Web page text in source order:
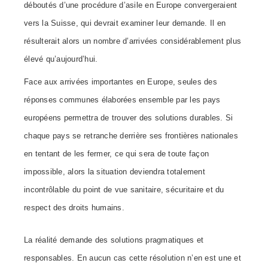
déboutés d’une procédure d’asile en Europe convergeraient
vers la Suisse, qui devrait examiner leur demande. Il en
résulterait alors un nombre d’arrivées considérablement plus
élevé qu’aujourd’hui.
Face aux arrivées importantes en Europe, seules des
réponses communes élaborées ensemble par les pays
européens permettra de trouver des solutions durables. Si
chaque pays se retranche derrière ses frontières nationales
en tentant de les fermer, ce qui sera de toute façon
impossible, alors la situation deviendra totalement
incontrôlable du point de vue sanitaire, sécuritaire et du
respect des droits humains.
La réalité demande des solutions pragmatiques et
responsables. En aucun cas cette résolution n’en est une et